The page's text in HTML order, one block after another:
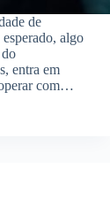
de
algo
entra em
com…